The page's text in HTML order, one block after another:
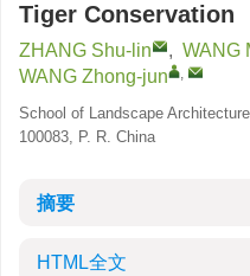
Tiger Conservation
ZHANG Shu-lin , WANG
WANG Zhong-jun
,
School of Landscape
100083, P. R. China
摘要
HTML全文